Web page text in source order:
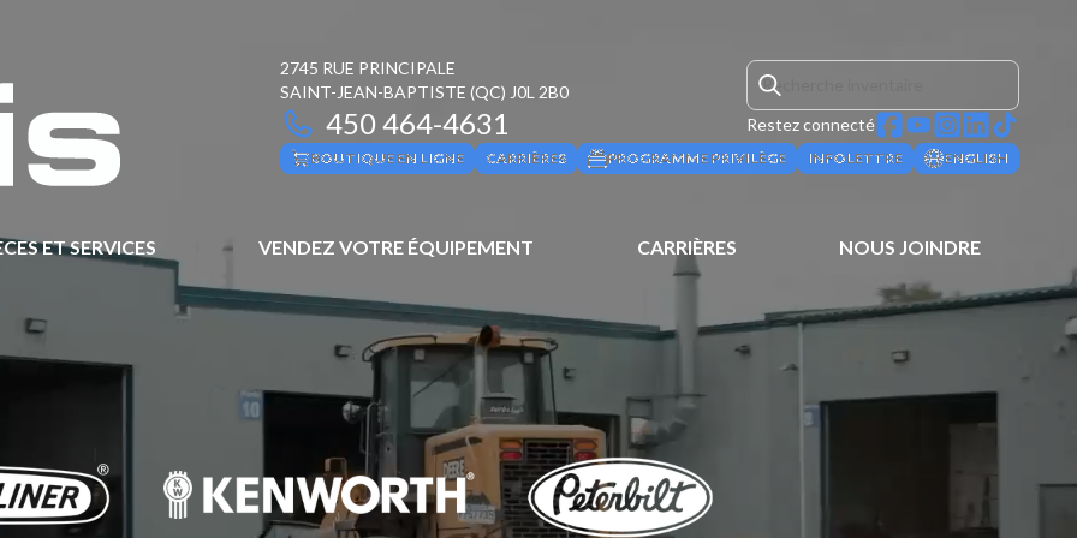
2745 RUE PRINCIPALE
SAINT-JEAN-BAPTISTE (QC) J0L 2B0
450 464-4631 Restez connecté
BOUTIQUE EN LIGNE CARRIÈRES PROGRAMME PRIVILÈGE INFOLETTRE ENGLISH
ET SERVICES VENDEZ VOTRE ÉQUIPEMENT CARRIÈRES NOUS JOINDRE